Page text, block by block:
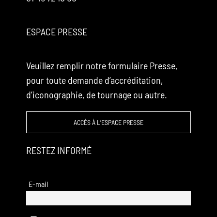
ESPACE PRESSE
Veuillez remplir notre formulaire Presse,
pour toute demande d’accréditation,
d’iconographie, de tournage ou autre.
ACCÈS À L’ESPACE PRESSE
RESTEZ INFORMÉ
E-mail